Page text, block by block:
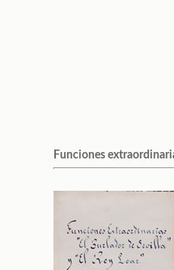
Funciones